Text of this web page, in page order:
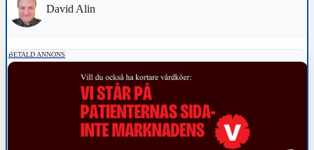
David Alin
BETALD ANNONS